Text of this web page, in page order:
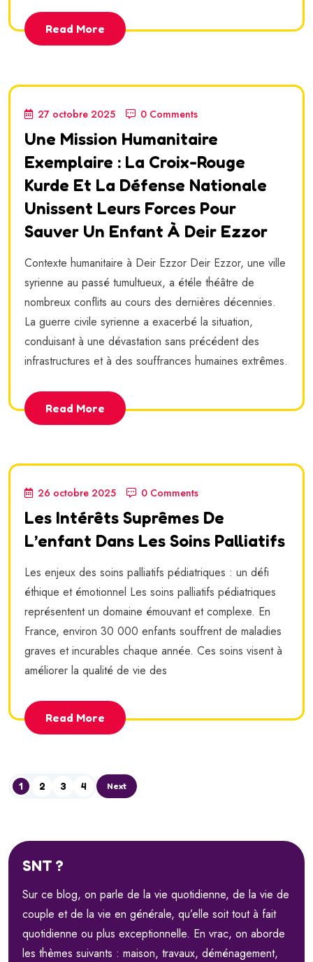
Read More
27 octobre 2025 0 Comments
Une Mission Humanitaire
Exemplaire : La Croix-Rouge
Kurde Et La Défense Nationale
Unissent Leurs Forces Pour
Sauver Un Enfant À Deir Ezzor
Contexte humanitaire à Deir Ezzor Deir Ezzor, une ville
syrienne au passé tumultueux, a étéle théâtre de
nombreux conflits au cours des dernières décennies.
La guerre civile syrienne a exacerbé la situation,
conduisant à une dévastation sans précédent des
infrastructures et à des souffrances humaines extrêmes.
Read More
26 octobre 2025 0 Comments
Les Intérêts Suprêmes De
L’enfant Dans Les Soins Palliatifs
Les enjeux des soins palliatifs pédiatriques : un défi
éthique et émotionnel Les soins palliatifs pédiatriques
représentent un domaine émouvant et complexe. En
France, environ 30 000 enfants souffrent de maladies
graves et incurables chaque année. Ces soins visent à
améliorer la qualité de vie des
Read More
1 2 3 4 Next
SNT ?
Sur ce blog, on parle de la vie quotidienne, de la vie de
couple et de la vie en générale, qu’elle soit tout à fait
quotidienne ou plus exceptionnelle. En vrac, on aborde
les thèmes suivants : maison, travaux, déménagement,